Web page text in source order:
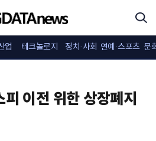
업 테크놀로지 정치·사회 연예·스포츠 문
이전 위한 상장폐지